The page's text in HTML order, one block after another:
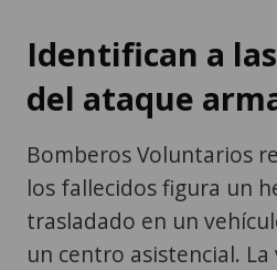
Identifican a
del ataque
Bomberos Voluntarios
los fallecidos figura un
trasladado en un
un centro asistencial.